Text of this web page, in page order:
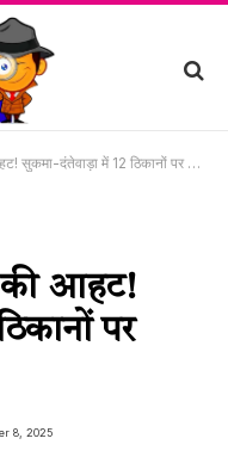
में 12 ठिकानों पर NIA की छापेमारी
की आहट!
पर
8, 2025